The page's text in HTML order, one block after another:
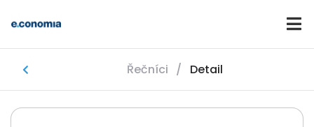
Řečníci / Detail